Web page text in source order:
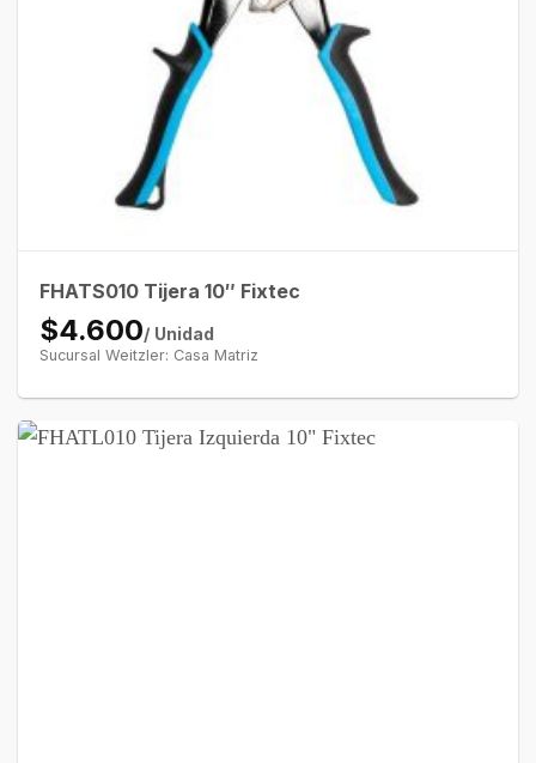
FHATS010 Tijera 10″ Fixtec
$4.600/ Unidad
Sucursal Weitzler: Casa Matriz